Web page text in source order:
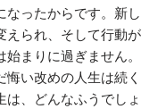
なったからです。新し
えられ、そして行動が
まりに過ぎません。
い改めの人生は続く
、どんなふうでしょ